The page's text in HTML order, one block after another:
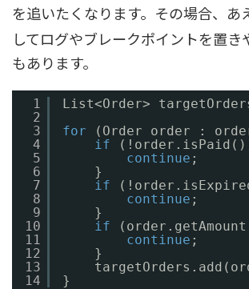
を追いたくなります。その場合、あ
してログやブレークポイントを置き
もあります。
1
2
3
4
5
6
7
8
9
10
11
12
13
14
List<Order>
for
(Order order :
if
continue ;
}
if
continue ;
}
if
continue ;
}
}